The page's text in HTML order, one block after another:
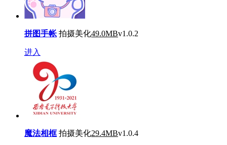
拼图手帐 拍摄美化49.0MBv1.0.2
进入
魔法相框 拍摄美化29.4MBv1.0.4